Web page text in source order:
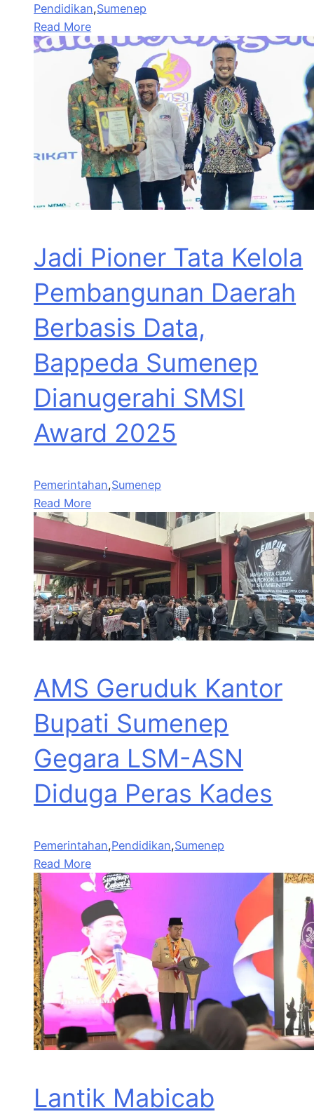
Pendidikan,Sumenep
Read More
Jadi Pioner Tata Kelola
Pembangunan Daerah
Berbasis Data,
Bappeda Sumenep
Dianugerahi SMSI
Award 2025
Pemerintahan,Sumenep
Read More
AMS Geruduk Kantor
Bupati Sumenep
Gegara LSM-ASN
Diduga Peras Kades
Pemerintahan,Pendidikan,Sumenep
Read More
Lantik Mabicab